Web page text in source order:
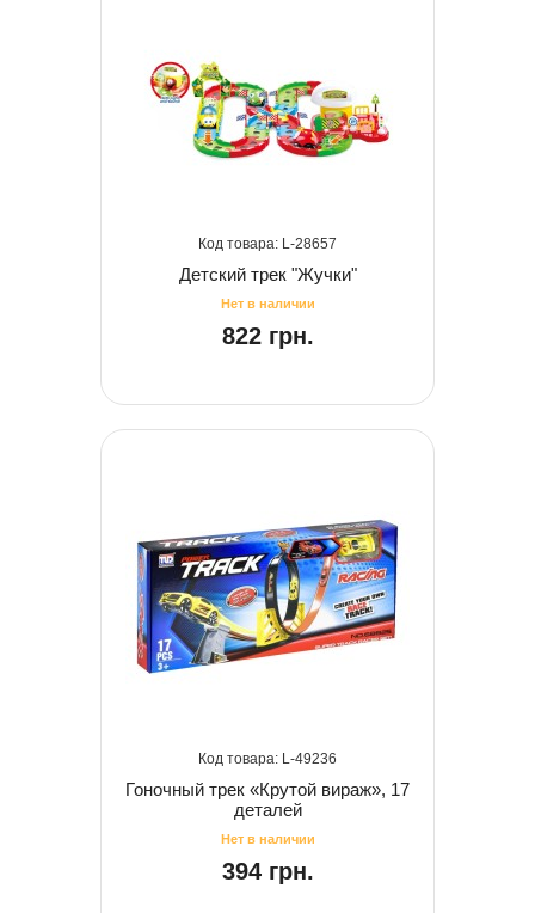
28657
Детский трек "Жучки"
822 грн.
49236
Гоночный трек «Крутой вираж», 17
деталей
394 грн.